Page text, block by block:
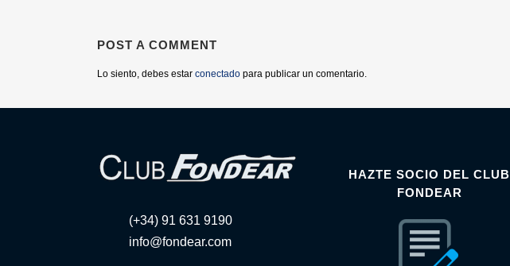
POST A COMMENT
Lo siento, debes estar conectado para publicar un comentario.
(+34) 91 631 9190
info@fondear.com
HAZTE SOCIO DEL CLUB
FONDEAR